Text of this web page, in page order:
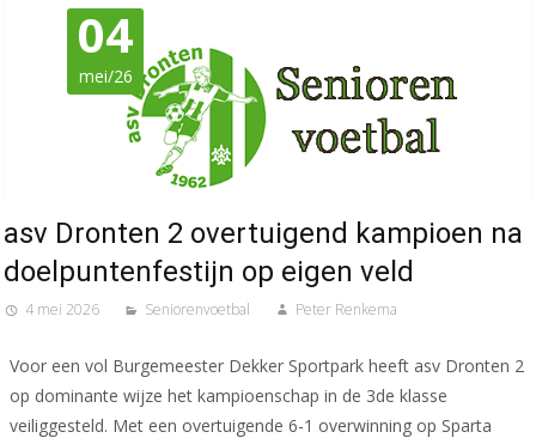
04
mei/26
asv Dronten 2 overtuigend kampioen na
doelpuntenfestijn op eigen veld
4 mei 2026 Seniorenvoetbal Peter Renkema
Voor een vol Burgemeester Dekker Sportpark heeft asv Dronten 2
op dominante wijze het kampioenschap in de 3de klasse
veiliggesteld. Met een overtuigende 6-1 overwinning op Sparta